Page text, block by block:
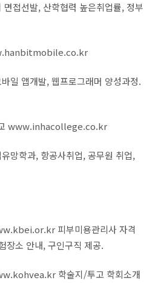
접선발, 산학협력 높은취업률, 정부
일 앱개발, 웹프로그래머 양성과정.
교 www.inhacollege.co.kr
망학과, 항공사취업, 공무원 취업,
피부미용관리사 자격
장소 안내, 구인구직 제공.
학술지/투고 학회소개